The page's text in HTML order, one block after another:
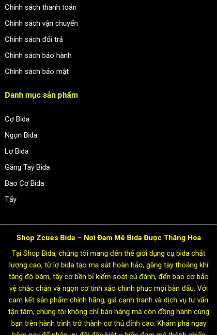
Chính sách thanh toán
Chính sách vận chuyển
Chính sách đổi trả
Chính sách bảo hành
Chính sách bảo mật
Danh mục sản phẩm
Cơ Bida
Ngọn Bida
Lơ Bida
Găng Tay Bida
Bao Cơ Bida
Tẩy
Shop Zcues Bida – Nơi Đam Mê Bida Được Thăng Hoa
Tại Shop Bida, chúng tôi mang đến thế giới dụng cụ bida chất
lượng cao, từ lơ bida tạo ma sát hoàn hảo, găng tay thoáng khí
tăng độ bám, tẩy cơ bền bỉ kiểm soát cú đánh, đến bao cơ bảo
vệ chắc chắn và ngọn cơ tinh xảo chinh phục mọi bàn đấu. Với
cam kết sản phẩm chính hãng, giá cạnh tranh và dịch vụ tư vấn
tận tâm, chúng tôi không chỉ bán hàng mà còn đồng hành cùng
bạn trên hành trình trở thành cơ thủ đỉnh cao. Khám phá ngay